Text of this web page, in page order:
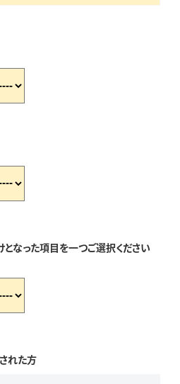
なった項目を一つご選択ください
れた方